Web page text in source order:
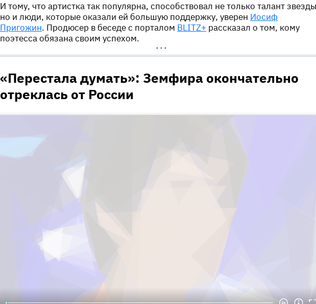
И тому, что артистка так популярна, способствовал не только талант
но и люди, которые оказали ей большую поддержку, уверен Иосиф
Пригожин. Продюсер в беседе с порталом BLITZ+ рассказал о том, кому
поэтесса обязана своим успехом.
•••
«Перестала думать»: Земфира окончательно
отреклась от России